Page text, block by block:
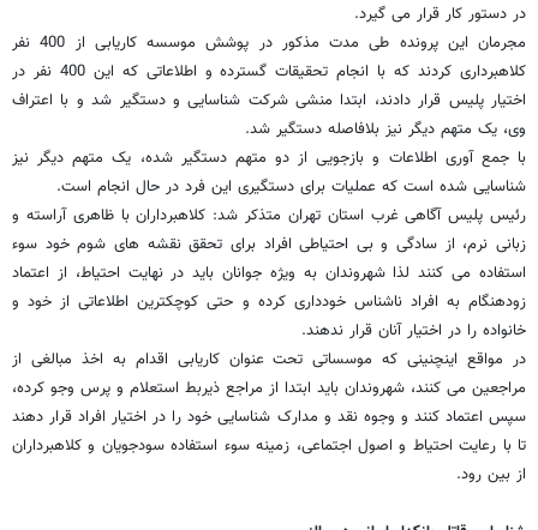
در دستور کار قرار می گیرد.
مجرمان این پرونده طی مدت مذکور در پوشش موسسه کاریابی از 400 نفر
کلاهبرداری کردند که با انجام تحقیقات گسترده و اطلاعاتی که این 400 نفر در
اختیار پلیس قرار دادند، ابتدا منشی شرکت شناسایی و دستگیر شد و با اعتراف
وی، یک متهم دیگر نیز بلافاصله دستگیر شد.
با جمع آوری اطلاعات و بازجویی از دو متهم دستگیر شده، یک متهم دیگر نیز
شناسایی شده است که عملیات برای دستگیری این فرد در حال انجام است.
رئیس پلیس آگاهی غرب استان تهران متذکر شد: کلاهبرداران با ظاهری آراسته و
زبانی نرم، از سادگی و بی احتیاطی افراد برای تحقق نقشه های شوم خود سوء
استفاده می کنند لذا شهروندان به ویژه جوانان باید در نهایت احتیاط، از اعتماد
زودهنگام به افراد ناشناس خودداری کرده و حتی کوچکترین اطلاعاتی از خود و
خانواده را در اختیار آنان قرار ندهند.
در مواقع اینچنینی که موسساتی تحت عنوان کاریابی اقدام به اخذ مبالغی از
مراجعین می کنند، شهروندان باید ابتدا از مراجع ذیربط استعلام و پرس وجو کرده،
سپس اعتماد کنند و وجوه نقد و مدارک شناسایی خود را در اختیار افراد قرار دهند
تا با رعایت احتیاط و اصول اجتماعی، زمینه سوء استفاده سودجویان و کلاهبرداران
از بین رود.